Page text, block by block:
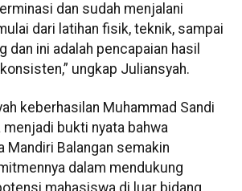
dan sudah menjalani
dari latihan fisik, teknik, sampai
dan ini adalah pencapaian hasil
ungkap Juliansyah.
keberhasilan Muhammad Sandi
menjadi bukti nyata bahwa
Mandiri Balangan semakin
dalam mendukung
mahasiswa di luar bidang